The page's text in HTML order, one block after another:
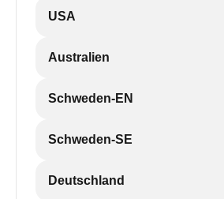
USA
Australien
Schweden-EN
Schweden-SE
Deutschland